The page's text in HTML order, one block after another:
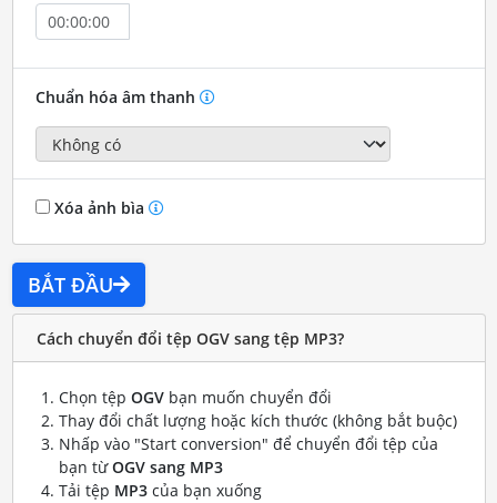
Chuẩn hóa âm thanh
Xóa ảnh bìa
BẮT ĐẦU
Cách chuyển đổi tệp OGV sang tệp MP3?
Chọn tệp OGVbạn muốn chuyển đổi
Thay đổi chất lượng hoặc kích thước (không bắt buộc)
Nhấp vào "Start conversion" để chuyển đổi tệp của
bạn từOGV sang MP3
Tải tệp MP3của bạn xuống